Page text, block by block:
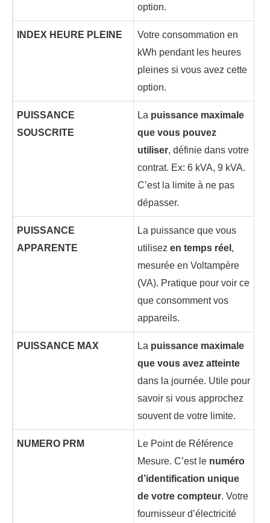
option.
INDEX HEURE PLEINE
Votre consommation en
kWh pendant les heures
pleines si vous avez cette
option.
PUISSANCE
SOUSCRITE
La puissance maximale
que vous pouvez
utiliser, définie dans votre
contrat. Ex: 6 kVA, 9 kVA.
C’est la limite à ne pas
dépasser.
PUISSANCE
APPARENTE
La puissance que vous
utilisez en temps réel,
mesurée en Voltampère
(VA). Pratique pour voir ce
que consomment vos
appareils.
PUISSANCE MAX La puissance maximale
que vous avez atteinte
dans la journée. Utile pour
savoir si vous approchez
souvent de votre limite.
NUMERO PRM
Le Point de Référence
Mesure. C’est le numéro
d’identification unique
de votre compteur. Votre
fournisseur d’électricité